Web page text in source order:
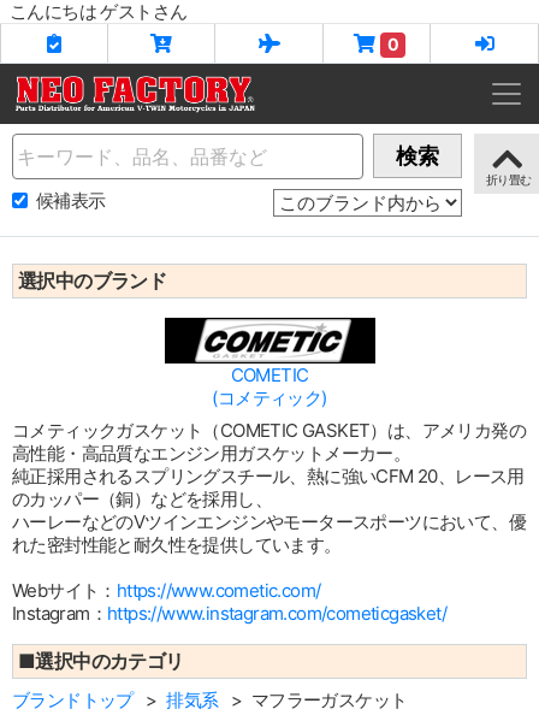
こんにちは ゲストさん
0
Name 検索
候補表示
選択中のブランド
COMETIC
(コメティック)
コメティックガスケット（COMETIC GASKET）は、アメリカ発の
高性能・高品質なエンジン用ガスケットメーカー。
純正採用されるスプリングスチール、熱に強いCFM 20、レース用
のカッパー（銅）などを採用し、
ハーレーなどのVツインエンジンやモータースポーツにおいて、優
れた密封性能と耐久性を提供しています。
Webサイト： https://www.cometic.com/
Instagram： https://www.instagram.com/cometicgasket/
■選択中のカテゴリ
ブランドトップ 排気系 マフラーガスケット